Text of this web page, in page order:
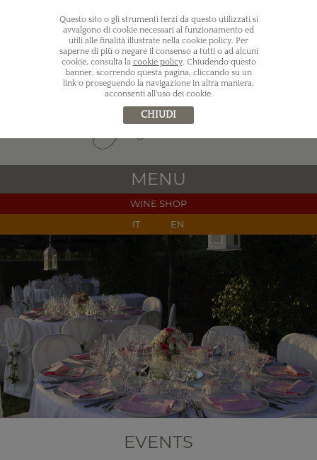
MENU
WINE SHOP
IT
EN
EVENTS
Questo sito o gli strumenti terzi da questo utilizzati si
avvalgono di cookie necessari al funzionamento ed
utili alle finalità illustrate nella cookie policy. Per
saperne di più o negare il consenso a tutti o ad alcuni
cookie, consulta la cookie policy. Chiudendo questo
banner, scorrendo questa pagina, cliccando su un
link o proseguendo la navigazione in altra maniera,
acconsenti all’uso dei cookie.
CHIUDI